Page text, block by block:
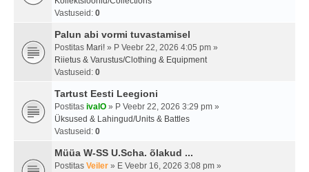
Vastuseid: 0
Palun abi vormi tuvastamisel
Postitas Mari! » P Veebr 22, 2026 4:05 pm »
Riietus & Varustus/Clothing & Equipment
Vastuseid: 0
Tartust Eesti Leegioni
Postitas ivalO » P Veebr 22, 2026 3:29 pm »
Üksused & Lahingud/Units & Battles
Vastuseid: 0
Müüa W-SS U.Scha. õlakud ...
Postitas Veiler » E Veebr 16, 2026 3:08 pm »